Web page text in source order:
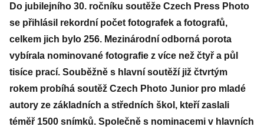
Do jubilejního 30. ročníku soutěže Czech Press Photo
se přihlásil rekordní počet fotografek a fotografů,
celkem jich bylo 256. Mezinárodní odborná porota
vybírala nominované fotografie z více než čtyř a půl
tisíce prací. Souběžně s hlavní soutěží již čtvrtým
rokem probíhá soutěž Czech Photo Junior pro mladé
autory ze základních a středních škol, kteří zaslali
téměř 1500 snímků. Společně s nominacemi v hlavních